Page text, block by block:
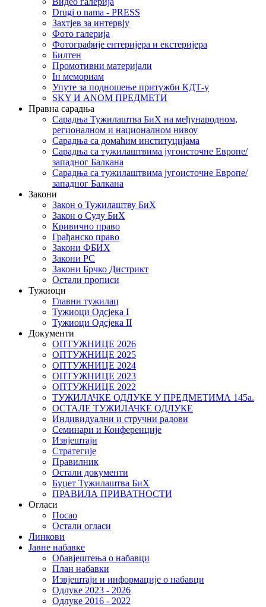
Drugi o nama - PRESS
Захтјев за интервју
Фото галерија
Фотографије ентеријера и екстеријера
Билтен
Промотивни материјали
Iн мемориам
Упуте за подношење притужби КДТ-у
SKY И ANOM ПРЕДМЕТИ
Правна сарадња
Сарадња Тужилаштва БиХ на међународном,
регионалном и националном нивоу
Сарадња са домаћим институцијама
Сарадња са тужилаштвима југоисточне Европе/
западног Балкана
Сарадња са тужилаштвима југоисточне Европе/
западног Балкана
Закони
Закон о Тужилаштву БиХ
Закон о Суду БиХ
Кривично право
Грађанско право
Закони ФБИХ
Закони РС
Закони Брчко Дистрикт
Остали прописи
Тужиоци
Главни тужилац
Тужиоци Oдсјекa I
Тужиоци Oдсјекa II
Документи
ОПТУЖНИЦЕ 2026
ОПТУЖНИЦЕ 2025
ОПТУЖНИЦЕ 2024
ОПТУЖНИЦЕ 2023
ОПТУЖНИЦЕ 2022
ТУЖИЛАЧКЕ ОДЛУКЕ У ПРЕДМЕТИМА 145а.
ОСТАЛЕ ТУЖИЛАЧКЕ ОДЛУКЕ
Индивидуални и стручни радови
Семинари и Конференције
Извјештаји
Стратегије
Правилник
Остали документи
Буџет Тужилаштва БиХ
ПРАВИЛА ПРИВАТНОСТИ
Огласи
Посао
Остали огласи
Линкови
Јавне набавке
Обавјештења о набавци
План набавки
Извјештаји и информације о набавци
Одлуке 2023 - 2026
Одлуке 2016 - 2022